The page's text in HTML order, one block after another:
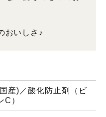
おいしさ♪
産)／酸化防止剤（ビ
C）